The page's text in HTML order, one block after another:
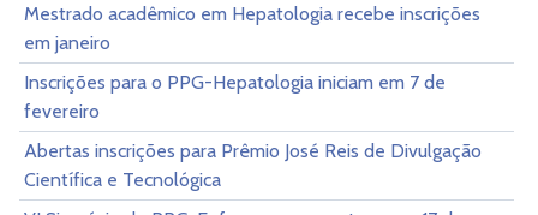
Mestrado acadêmico em Hepatologia recebe inscrições
em janeiro
Inscrições para o PPG-Hepatologia iniciam em 7 de
fevereiro
Abertas inscrições para Prêmio José Reis de Divulgação
Científica e Tecnológica